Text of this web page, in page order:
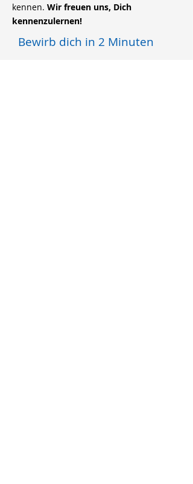
kennen. Wir freuen uns, Dich
kennenzulernen!
Bewirb dich in 2 Minuten